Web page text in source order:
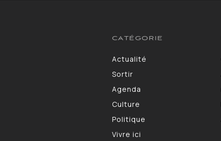
CATÉGORIE
Actualité
Sortir
Agenda
Culture
Politique
Vivre ici